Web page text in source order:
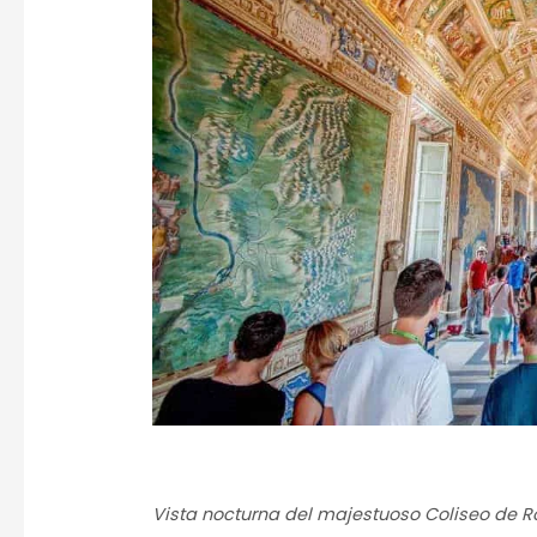
Vista nocturna del majestuoso Coliseo de